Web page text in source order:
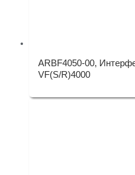
ARBF4050-00,
VF(S/R)4000